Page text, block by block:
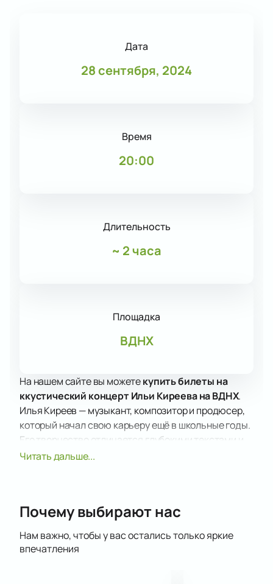
Дата
28 сентября, 2024
Время
20:00
Длительность
~ 2 часа
Площадка
ВДНХ
На нашем сайте вы можетекупить билеты на
ккустический концерт Ильи Киреева на ВДНХ.
Илья Киреев — музыкант, композитор и продюсер,
который начал свою карьеру ещё в школьные годы.
Его творчество отличается глубокими текстами и
мощным вокалом, что делает каждое выступление
Не упустите шанс посетить акустический концерт
мероприятие станет ярким событием осеннего
сезона, предлагая уникальную возможность
Читать дальше...
Почему выбирают нас
Нам важно, чтобы у вас остались только яркие
впечатления